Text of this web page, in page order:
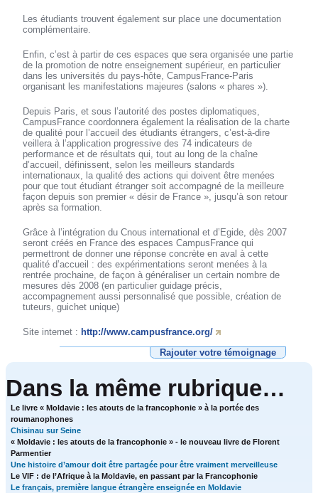
Les étudiants trouvent également sur place une documentation
complémentaire.
Enfin, c’est à partir de ces espaces que sera organisée une partie
de la promotion de notre enseignement supérieur, en particulier
dans les universités du pays-hôte, CampusFrance-Paris
organisant les manifestations majeures (salons « phares »).
Depuis Paris, et sous l’autorité des postes diplomatiques,
CampusFrance coordonnera également la réalisation de la charte
de qualité pour l’accueil des étudiants étrangers, c’est-à-dire
veillera à l’application progressive des 74 indicateurs de
performance et de résultats qui, tout au long de la chaîne
d’accueil, définissent, selon les meilleurs standards
internationaux, la qualité des actions qui doivent être menées
pour que tout étudiant étranger soit accompagné de la meilleure
façon depuis son premier « désir de France », jusqu’à son retour
après sa formation.
Grâce à l’intégration du Cnous international et d’Egide, dès 2007
seront créés en France des espaces CampusFrance qui
permettront de donner une réponse concrète en aval à cette
qualité d’accueil : des expérimentations seront menées à la
rentrée prochaine, de façon à généraliser un certain nombre de
mesures dès 2008 (en particulier guidage précis,
accompagnement aussi personnalisé que possible, création de
tuteurs, guichet unique)
Site internet : http://www.campusfrance.org/
Rajouter votre témoignage
Dans la même rubrique…
Le livre « Moldavie : les atouts de la francophonie » à la portée des
roumanophones
Chisinau sur Seine
« Moldavie : les atouts de la francophonie » - le nouveau livre de Florent
Parmentier
Une histoire d’amour doit être partagée pour être vraiment merveilleuse
Le VIF : de l’Afrique à la Moldavie, en passant par la Francophonie
Le français, première langue étrangère enseignée en Moldavie